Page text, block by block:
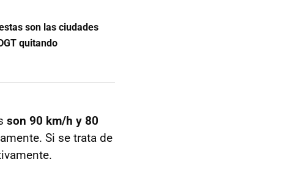
son las ciudades
quitando
son 90 km/h y 80
Si se trata de